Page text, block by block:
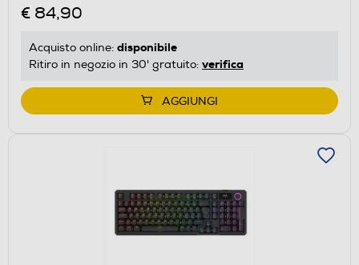
€ 84,90
Acquisto online: disponibile
Ritiro in negozio in 30' gratuito: verifica
AGGIUNGI